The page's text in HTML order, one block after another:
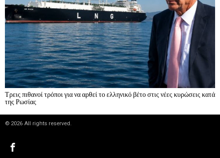
Τρεις πιθανοί τρόποι για να αρθεί το ελληνικό βέτο στις νέες κυρώσεις κατά
της Ρωσίας
© 2026 All rights reserved.